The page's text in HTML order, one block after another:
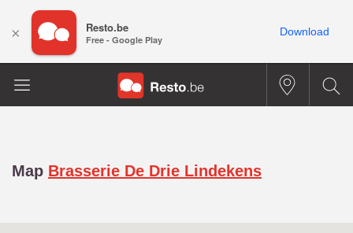
Map Brasserie De Drie Lindekens
× Resto.be
Free - Google Play
Download